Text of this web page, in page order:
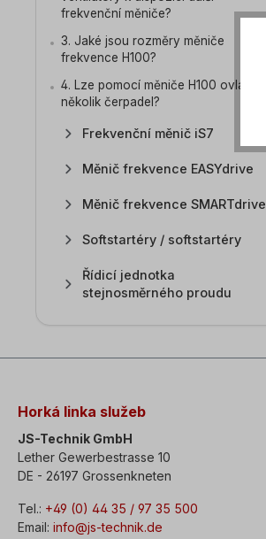
frekvenční měniče?
3. Jaké jsou rozměry měniče
frekvence H100?
4. Lze pomocí měniče H100 ovládat
několik čerpadel?
Frekvenční měnič iS7
Měnič frekvence EASYdrive
Měnič frekvence SMARTdrive
Softstartéry / softstartéry
Řídicí jednotka
stejnosměrného proudu
Horká linka služeb
JS-Technik GmbH
Lether Gewerbestrasse 10
DE - 26197 Grossenkneten
Tel.: +49 (0) 44 35 / 97 35 500
Email: info@js-technik.de